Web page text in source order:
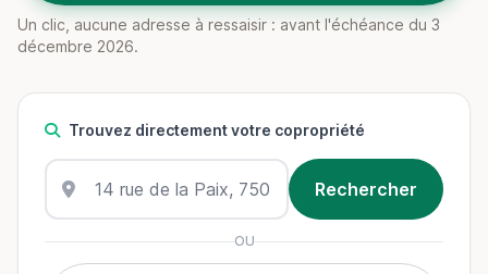
Un clic, aucune adresse à ressaisir : avant l'échéance du 3
décembre 2026.
Trouvez directement votre copropriété
OU